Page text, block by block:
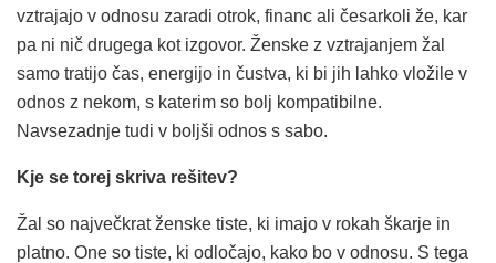
vztrajajo v odnosu zaradi otrok, financ ali česarkoli že, kar
pa ni nič drugega kot izgovor. Ženske z vztrajanjem žal
samo tratijo čas, energijo in čustva, ki bi jih lahko vložile v
odnos z nekom, s katerim so bolj kompatibilne.
Navsezadnje tudi v boljši odnos s sabo.
Kje se torej skriva rešitev?
Žal so največkrat ženske tiste, ki imajo v rokah škarje in
platno. One so tiste, ki odločajo, kako bo v odnosu. S tega